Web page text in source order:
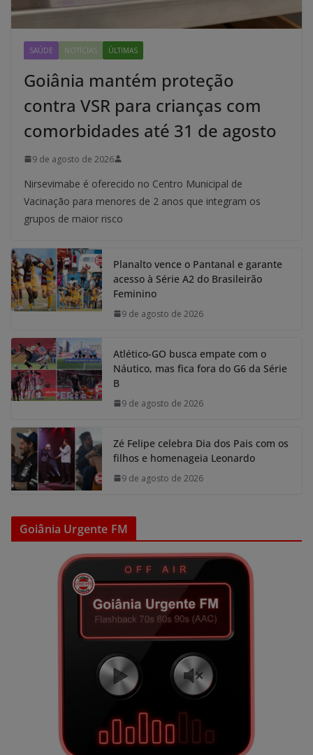
SAÚDE NOTÍCIAS ÚLTIMAS
Goiânia mantém proteção
contra VSR para crianças com
comorbidades até 31 de agosto
9 de agosto de 2026
Nirsevimabe é oferecido no Centro Municipal de
Vacinação para menores de 2 anos que integram os
grupos de maior risco
Planalto vence o Pantanal e garante
acesso à Série A2 do Brasileirão
Feminino
9 de agosto de 2026
Atlético-GO busca empate com o
Náutico, mas fica fora do G6 da Série
B
9 de agosto de 2026
Zé Felipe celebra Dia dos Pais com os
filhos e homenageia Leonardo
9 de agosto de 2026
Goiânia Urgente FM